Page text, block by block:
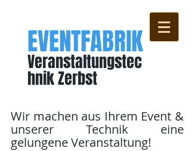
EVENTFABRIK
Veranstaltungstec
hnikZerbst
Wir machen aus Ihrem Event &
unserer Technik eine
gelungene Veranstaltung!